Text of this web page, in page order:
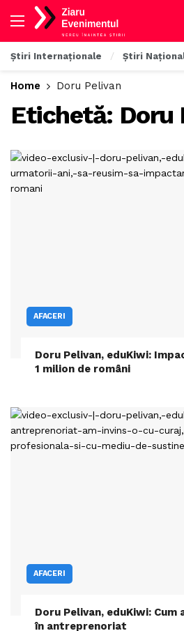
Știri Internaționale Știri
Home Doru Pelivan
Etichetă: Doru
AFACERI
Doru Pelivan, eduKiwi:
1 milion de români
AFACERI
Doru Pelivan, eduKiwi:
în antreprenoriat